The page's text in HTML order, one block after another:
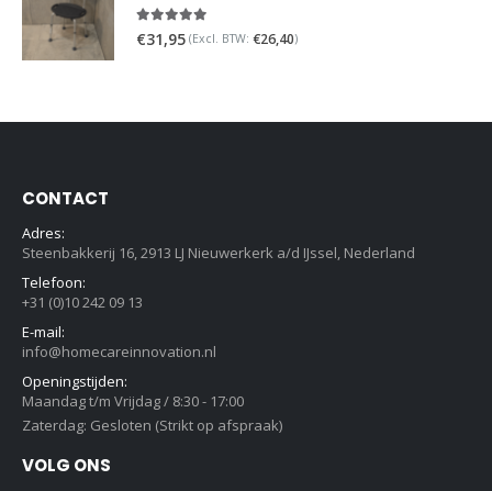
€31,95 (Excl. BTW: €26,40)
CONTACT
Adres:
Steenbakkerij 16, 2913 LJ Nieuwerkerk a/d IJssel, Nederland
Telefoon:
+31 (0)10 242 09 13
E-mail:
info@homecareinnovation.nl
Openingstijden:
Maandag t/m Vrijdag / 8:30 - 17:00
Zaterdag: Gesloten (Strikt op afspraak)
VOLG ONS